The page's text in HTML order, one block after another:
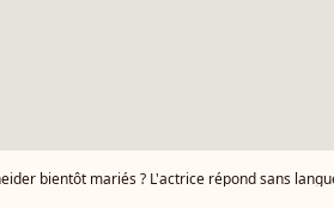
bientôt mariés ? L'actrice répond sans